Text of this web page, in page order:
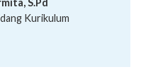
S.Pd.
Kurikulum
S.Pd., M.Sn
S.Pd.